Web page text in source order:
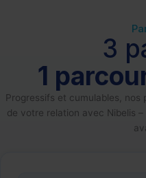
3
1
Progressifs et cumulables,
de votre relation avec Nibelis